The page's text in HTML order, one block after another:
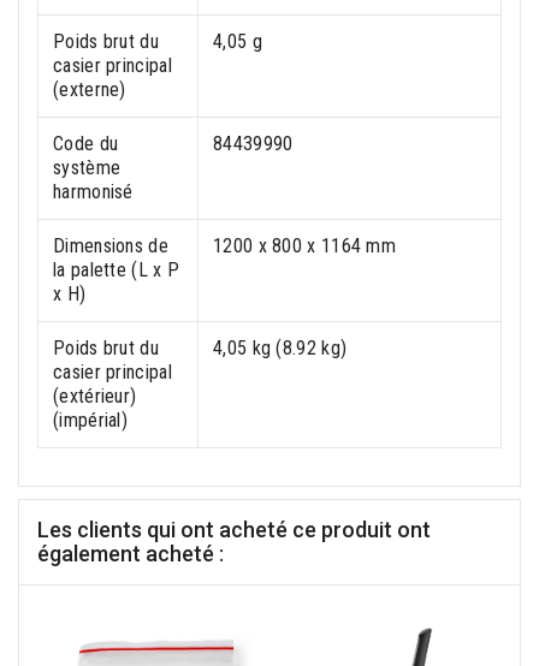
Poids brut du
casier principal
(externe)
4,05 g
Code du
système
harmonisé
84439990
Dimensions de
la palette (L x P
x H)
1200 x 800 x 1164 mm
Poids brut du
casier principal
(extérieur)
(impérial)
4,05 kg (8.92 kg)
Les clients qui ont acheté ce produit ont
également acheté :